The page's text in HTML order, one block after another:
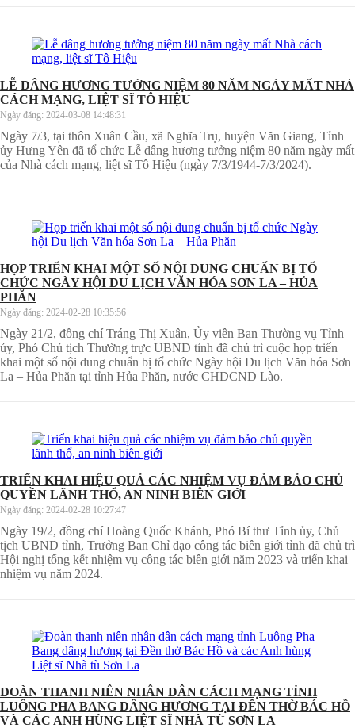
LỄ DÂNG HƯƠNG TƯỞNG NIỆM 80 NĂM NGÀY MẤT NHÀ
CÁCH MẠNG, LIỆT SĨ TÔ HIỆU
Ngày đăng: 2024-03-08 14:48:31
Ngày 7/3, tại thôn Xuân Cầu, xã Nghĩa Trụ, huyện Văn Giang, Tỉnh
ủy Hưng Yên đã tổ chức Lễ dâng hương tưởng niệm 80 năm ngày mất
của Nhà cách mạng, liệt sĩ Tô Hiệu (ngày 7/3/1944-7/3/2024).
HỌP TRIỂN KHAI MỘT SỐ NỘI DUNG CHUẨN BỊ TỔ
CHỨC NGÀY HỘI DU LỊCH VĂN HÓA SƠN LA – HỦA
PHĂN
Ngày đăng: 2024-02-28 10:35:56
Ngày 21/2, đồng chí Tráng Thị Xuân, Ủy viên Ban Thường vụ Tỉnh
ủy, Phó Chủ tịch Thường trực UBND tỉnh đã chủ trì cuộc họp triển
khai một số nội dung chuẩn bị tổ chức Ngày hội Du lịch Văn hóa Sơn
La – Hủa Phăn tại tỉnh Hủa Phăn, nước CHDCND Lào.
TRIỂN KHAI HIỆU QUẢ CÁC NHIỆM VỤ ĐẢM BẢO CHỦ
QUYỀN LÃNH THỔ, AN NINH BIÊN GIỚI
Ngày đăng: 2024-02-28 10:27:47
Ngày 19/2, đồng chí Hoàng Quốc Khánh, Phó Bí thư Tỉnh ủy, Chủ
tịch UBND tỉnh, Trưởng Ban Chỉ đạo công tác biên giới tỉnh đã chủ trì
Hội nghị tổng kết nhiệm vụ công tác biên giới năm 2023 và triển khai
nhiệm vụ năm 2024.
ĐOÀN THANH NIÊN NHÂN DÂN CÁCH MẠNG TỈNH
LUÔNG PHA BANG DÂNG HƯƠNG TẠI ĐỀN THỜ BÁC HỒ
VÀ CÁC ANH HÙNG LIỆT SĨ NHÀ TÙ SƠN LA